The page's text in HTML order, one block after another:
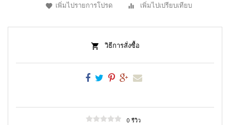
เพิ่มไปรายการโปรด เพิ่มไปเปรียบเทียบ
วิธีการสั่งซื้อ
0 รีวิว